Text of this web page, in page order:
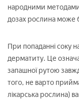
народними
дозах рослина може
При попаданні соку
дерматиту. Це
запашної рутою
того, не варто
лікарська рослина)